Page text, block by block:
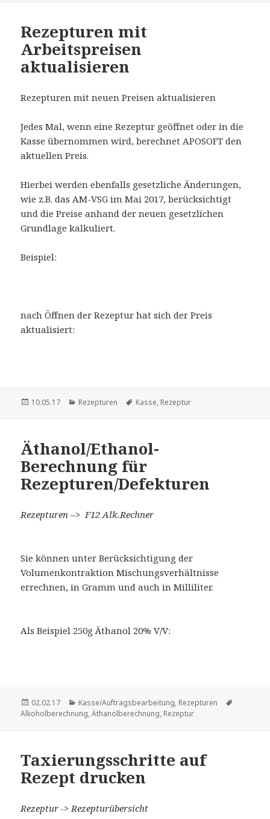
Rezepturen mit
Arbeitspreisen
aktualisieren
Rezepturen mit neuen Preisen aktualisieren
Jedes Mal, wenn eine Rezeptur geöffnet oder in die
Kasse übernommen wird, berechnet APOSOFT den
aktuellen Preis.
Hierbei werden ebenfalls gesetzliche Änderungen,
wie z.B. das AM-VSG im Mai 2017, berücksichtigt
und die Preise anhand der neuen gesetzlichen
Grundlage kalkuliert.
Beispiel:
nach Öffnen der Rezeptur hat sich der Preis
aktualisiert:
Veröffentlicht
10.05.17 Kategorien
Rezepturen Schlagwörter
Kasse, Rezeptur
Äthanol/Ethanol-
Berechnung für
Rezepturen/Defekturen
Rezepturen –> F12 Alk.Rechner
Sie können unter Berücksichtigung der
Volumenkontraktion Mischungsverhältnisse
errechnen, in Gramm und auch in Milliliter.
Als Beispiel 250g Äthanol 20% V/V:
Veröffentlicht
am
02.02.17 Kategorien
Kasse/Auftragsbearbeitung, Rezepturen
Alkoholberechnung,Äthanolberechnung, Rezeptur
Taxierungsschritte auf
Rezept drucken
Rezeptur -> Rezepturübersicht